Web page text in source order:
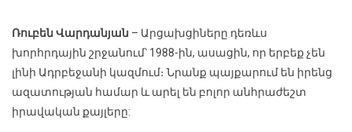
Ռուբեն Վարդանյան – Արցախցիները դեռևս
խորհրդային շրջանում՝ 1988-ին, ասացին, որ երբեք չեն
լինի Ադրբեջանի կազմում։ Նրանք պայքարում են իրենց
ազատության համար և արել են բոլոր անհրաժեշտ
իրավական քայլերը: